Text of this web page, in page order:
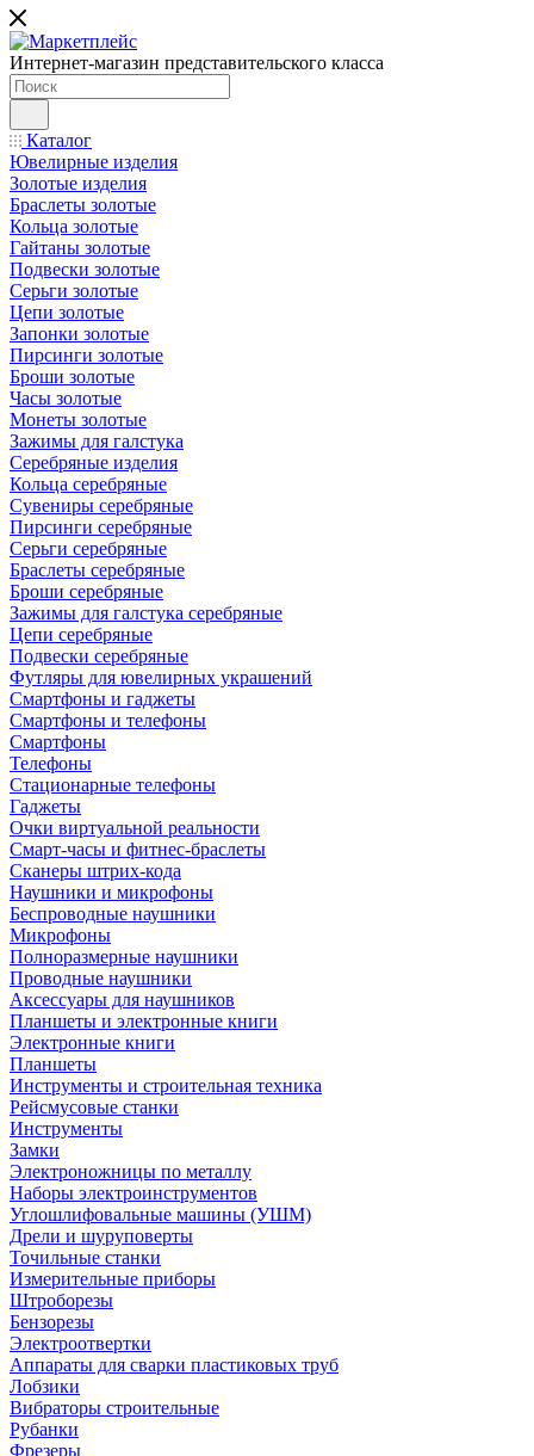
Интернет-магазин представительского класса
Каталог
Ювелирные изделия
Золотые изделия
Браслеты золотые
Кольца золотые
Гайтаны золотые
Подвески золотые
Серьги золотые
Цепи золотые
Запонки золотые
Пирсинги золотые
Броши золотые
Часы золотые
Монеты золотые
Зажимы для галстука
Серебряные изделия
Кольца серебряные
Сувениры серебряные
Пирсинги серебряные
Серьги серебряные
Браслеты серебряные
Броши серебряные
Зажимы для галстука серебряные
Цепи серебряные
Подвески серебряные
Футляры для ювелирных украшений
Смартфоны и гаджеты
Смартфоны и телефоны
Смартфоны
Телефоны
Стационарные телефоны
Гаджеты
Очки виртуальной реальности
Смарт-часы и фитнес-браслеты
Сканеры штрих-кода
Наушники и микрофоны
Беспроводные наушники
Микрофоны
Полноразмерные наушники
Проводные наушники
Аксессуары для наушников
Планшеты и электронные книги
Электронные книги
Планшеты
Инструменты и строительная техника
Рейсмусовые станки
Инструменты
Замки
Электроножницы по металлу
Наборы электроинструментов
Углошлифовальные машины (УШМ)
Дрели и шуруповерты
Точильные станки
Измерительные приборы
Штроборезы
Бензорезы
Электроотвертки
Аппараты для сварки пластиковых труб
Лобзики
Вибраторы строительные
Рубанки
Фрезеры